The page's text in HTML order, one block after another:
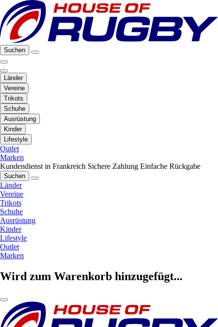
Suchen
Länder
Vereine
Trikots
Schuhe
Ausrüstung
Kinder
Lifestyle
Outlet
Marken
Kundendienst in Frankreich Sichere Zahlung Einfache Rückgabe
Suchen
Länder
Vereine
Trikots
Schuhe
Ausrüstung
Kinder
Lifestyle
Outlet
Marken
Wird zum Warenkorb hinzugefügt...